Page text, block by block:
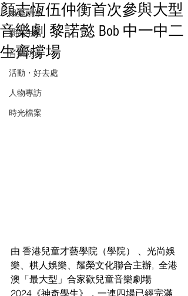
娛樂頭條
潮流生活
音樂頻道
活動・好去處
人物專訪
時光檔案
顏志恆伍仲衡首次參與大型
音樂劇 黎諾懿 Bob 中一中二
生齊撐場
由 香港兒童才藝學院（學院） 、光尚娛
樂、棋人娛樂、耀榮文化聯合主辦,  全港
澳「最大型」合家歡兒童音樂劇場
2024《神奇學生》，一連四場已經完滿